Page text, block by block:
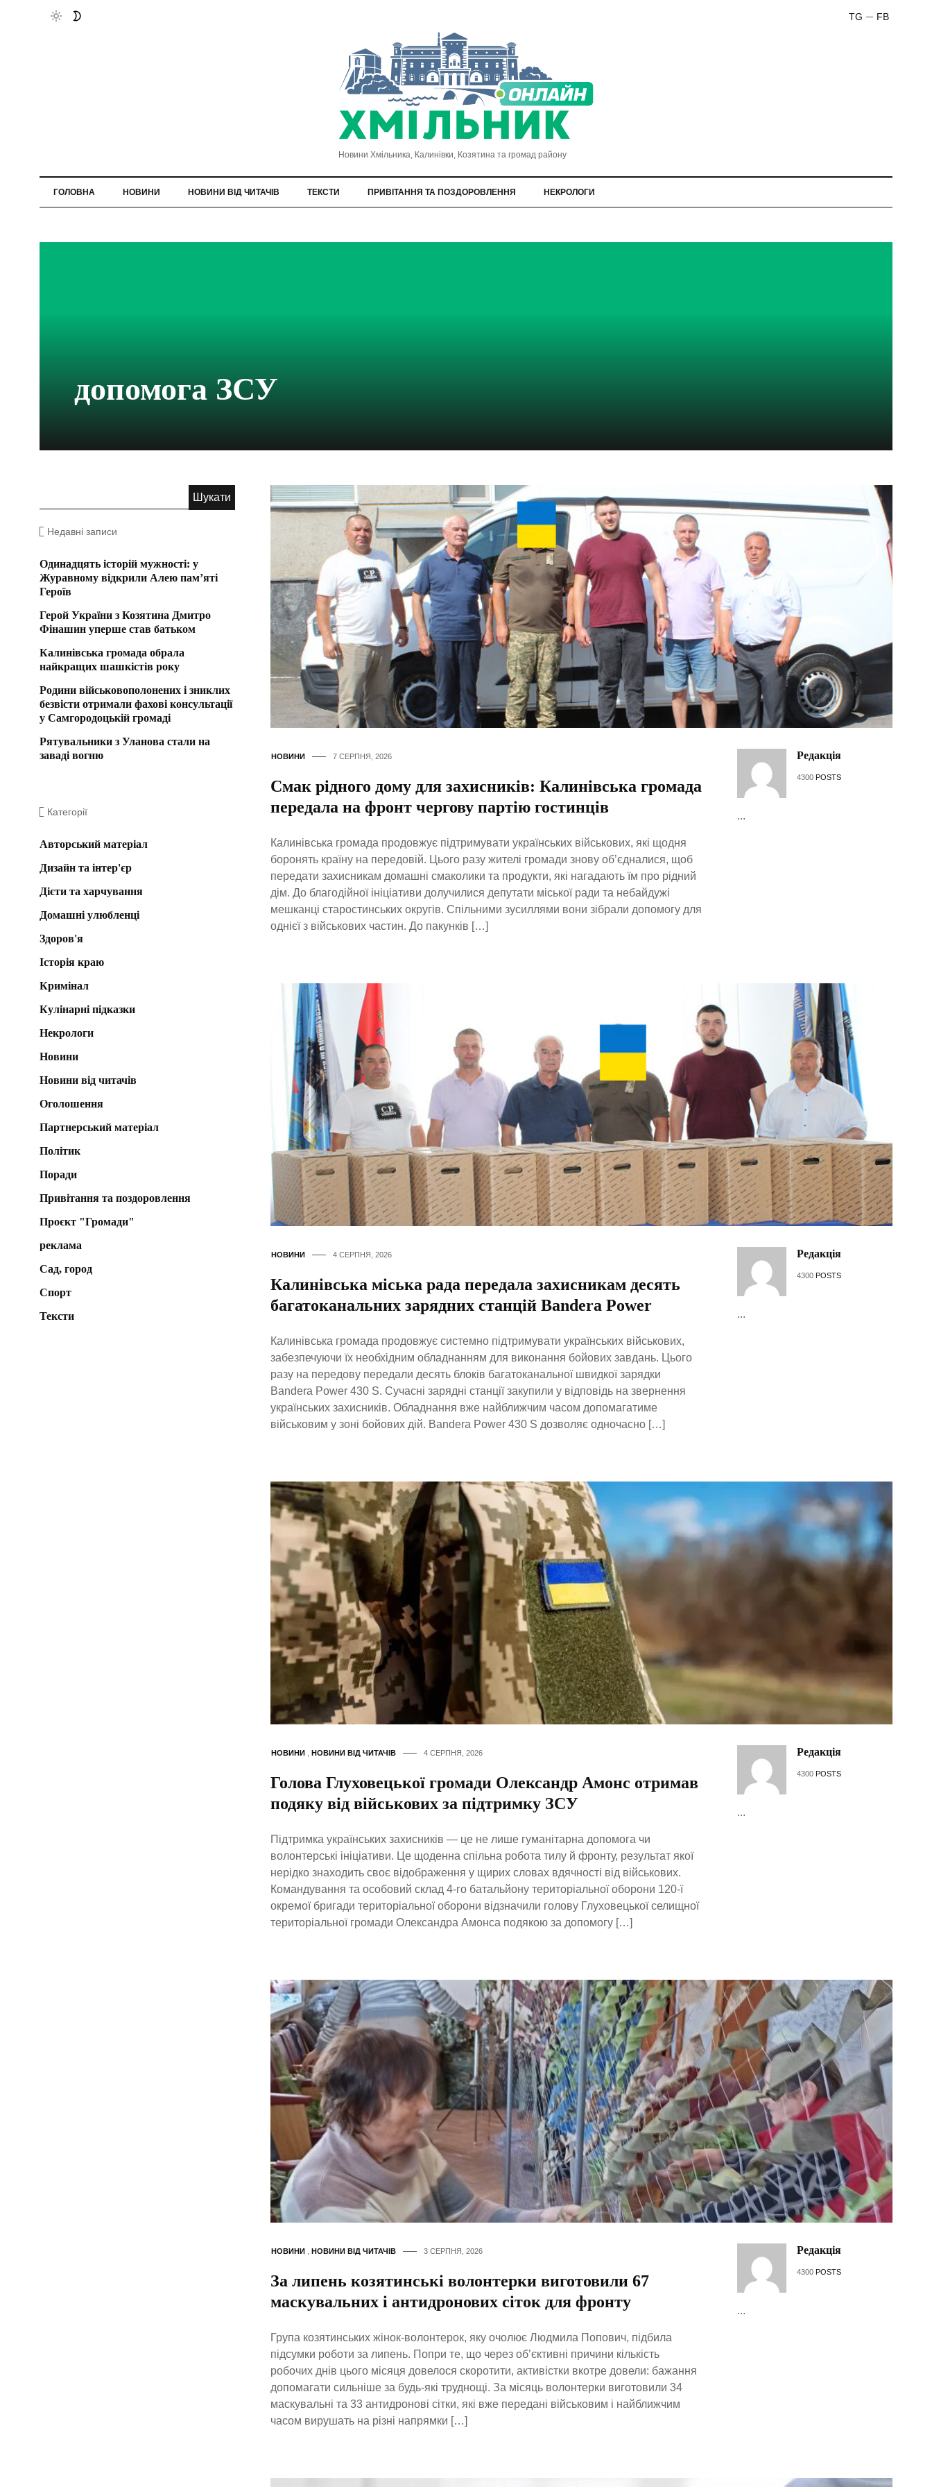
FB
TG
Новини Хмільника, Калинівки, Козятина та громад району
ГОЛОВНА НОВИНИ НОВИНИ ВІД ЧИТАЧІВ ТЕКСТИ ПРИВІТАННЯ ТА ПОЗДОРОВЛЕННЯ НЕКРОЛОГИ
допомога ЗСУ
НОВИНИ 7 СЕРПНЯ, 2026
Смак рідного дому для захисників: Калинівська громада
передала на фронт чергову партію гостинців
Калинівська громада продовжує підтримувати українських військових, які щодня
боронять країну на передовій. Цього разу жителі громади знову об’єдналися, щоб
передати захисникам домашні смаколики та продукти, які нагадають їм про рідний
дім. До благодійної ініціативи долучилися депутати міської ради та небайдужі
мешканці старостинських округів. Спільними зусиллями вони зібрали допомогу для
однієї з військових частин. До пакунків […]
Редакція
4300 POSTS
...
НОВИНИ 4 СЕРПНЯ, 2026
Калинівська міська рада передала захисникам десять
багатоканальних зарядних станцій Bandera Power
Калинівська громада продовжує системно підтримувати українських військових,
забезпечуючи їх необхідним обладнанням для виконання бойових завдань. Цього
разу на передову передали десять блоків багатоканальної швидкої зарядки
Bandera Power 430 S. Сучасні зарядні станції закупили у відповідь на звернення
українських захисників. Обладнання вже найближчим часом допомагатиме
військовим у зоні бойових дій. Bandera Power 430 S дозволяє одночасно […]
Редакція
4300 POSTS
...
НОВИНИ, НОВИНИ ВІД ЧИТАЧІВ 4 СЕРПНЯ, 2026
Голова Глуховецької громади Олександр Амонс отримав
подяку від військових за підтримку ЗСУ
Підтримка українських захисників — це не лише гуманітарна допомога чи
волонтерські ініціативи. Це щоденна спільна робота тилу й фронту, результат якої
нерідко знаходить своє відображення у щирих словах вдячності від військових.
Командування та особовий склад 4-го батальйону територіальної оборони 120-ї
окремої бригади територіальної оборони відзначили голову Глуховецької селищної
територіальної громади Олександра Амонса подякою за допомогу […]
Редакція
4300 POSTS
...
НОВИНИ, НОВИНИ ВІД ЧИТАЧІВ 3 СЕРПНЯ, 2026
За липень козятинські волонтерки виготовили 67
маскувальних і антидронових сіток для фронту
Група козятинських жінок-волонтерок, яку очолює Людмила Попович, підбила
підсумки роботи за липень. Попри те, що через об’єктивні причини кількість
робочих днів цього місяця довелося скоротити, активістки вкотре довели: бажання
допомагати сильніше за будь-які труднощі. За місяць волонтерки виготовили 34
маскувальні та 33 антидронові сітки, які вже передані військовим і найближчим
часом вирушать на різні напрямки […]
Редакція
4300 POSTS
...
Недавні записи
Одинадцять історій мужності: у
Журавному відкрили Алею пам’яті
Героїв
Герой України з Козятина Дмитро
Фінашин уперше став батьком
Калинівська громада обрала
найкращих шашкістів року
Родини військовополонених і зниклих
безвісти отримали фахові консультації
у Самгородоцькій громаді
Рятувальники з Уланова стали на
заваді вогню
Категорії
Авторський матеріал
Дизайн та інтер'єр
Дієти та харчування
Домашні улюбленці
Здоров'я
Історія краю
Кримінал
Кулінарні підказки
Некрологи
Новини
Новини від читачів
Оголошення
Партнерський матеріал
Політик
Поради
Привітання та поздоровлення
Проєкт "Громади"
реклама
Сад, город
Спорт
Тексти